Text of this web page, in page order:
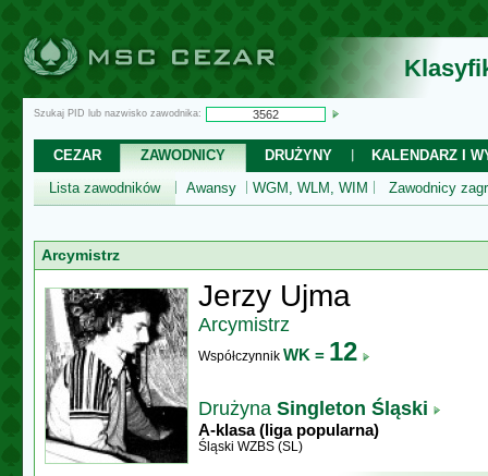
Szukaj PID lub nazwisko zawodnika:
CEZAR ZAWODNICY DRUŻYNY
KALENDARZ I
Lista zawodników
Awansy WGM, WLM, WIM Zawodnicy
Arcymistrz
Jerzy Ujma
Arcymistrz
Współczynnik WK = 12
Drużyna Singleton Śląski
A-klasa (liga popularna)
Śląski WZBS (SL)